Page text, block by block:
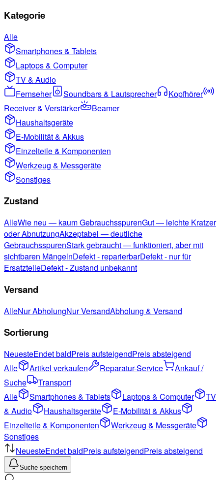
Kategorie
Alle
Smartphones & Tablets
Laptops & Computer
TV & Audio
Fernseher
Soundbars & Lautsprecher
Kopfhörer
Receiver & Verstärker
Beamer
Haushaltsgeräte
E-Mobilität & Akkus
Einzelteile & Komponenten
Werkzeug & Messgeräte
Sonstiges
Zustand
AlleWie neu — kaum GebrauchsspurenGut — leichte Kratzer
oder AbnutzungAkzeptabel — deutliche
GebrauchsspurenStark gebraucht — funktioniert, aber mit
sichtbaren MängelnDefekt - reparierbarDefekt - nur für
ErsatzteileDefekt - Zustand unbekannt
Versand
AlleNur AbholungNur VersandAbholung & Versand
Sortierung
NeuesteEndet baldPreis aufsteigendPreis absteigend
Alle
Artikel verkaufen Reparatur-Service
Ankauf /
Suche
Transport
Alle
Smartphones & Tablets Laptops & Computer
TV
& Audio
Haushaltsgeräte
E-Mobilität & Akkus
Einzelteile & Komponenten
Werkzeug & Messgeräte
Sonstiges
NeuesteEndet baldPreis aufsteigendPreis absteigend
Suche speichern